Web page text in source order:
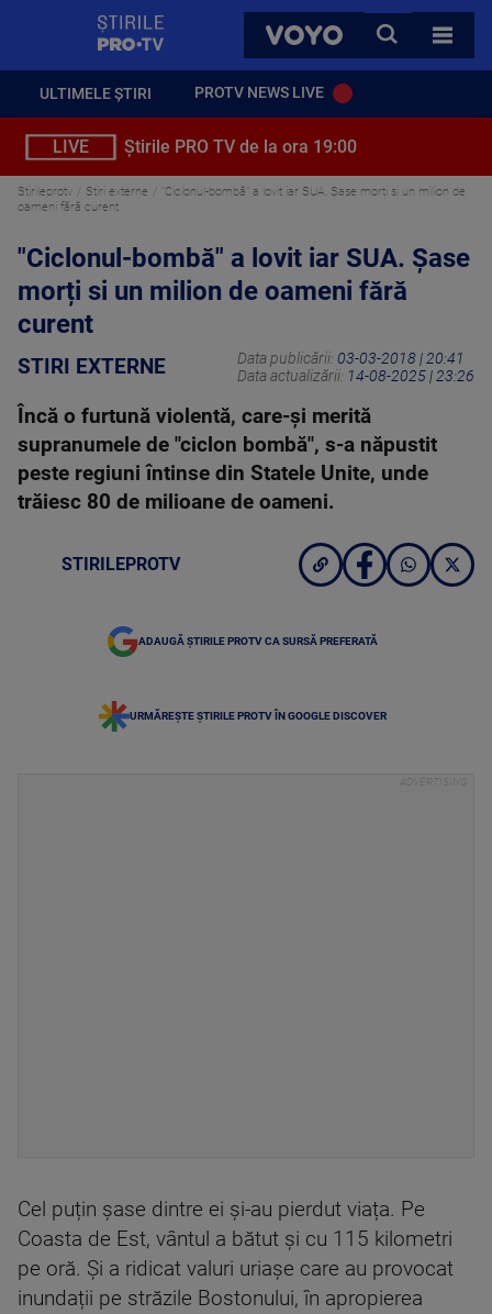
VOYO
CAUTA
TOATE
ULTIMELE ȘTIRI PROTV NEWS LIVE
LIVE Știrile PRO TV de la ora 19:00
Stirileprotv Stiri externe
"Ciclonul-bombă" a lovit iar SUA. Șase morți si un milion de
oameni fără curent
"Ciclonul-bombă" a lovit iar SUA. Șase
morți si un milion de oameni fără
curent
STIRI EXTERNE Data publicării: 03-03-2018 | 20:41
Data actualizării: 14-08-2025 | 23:26
Încă o furtună violentă, care-și merită
supranumele de "ciclon bombă", s-a năpustit
peste regiuni întinse din Statele Unite, unde
trăiesc 80 de milioane de oameni.
STIRILEPROTV
ADAUGĂ ȘTIRILE PROTV CA SURSĂ PREFERATĂ
URMĂREȘTE ȘTIRILE PROTV ÎN GOOGLE DISCOVER
Cel puțin șase dintre ei și-au pierdut viața. Pe
Coasta de Est, vântul a bătut și cu 115 kilometri
pe oră. Și a ridicat valuri uriașe care au provocat
inundații pe străzile Bostonului, în apropierea